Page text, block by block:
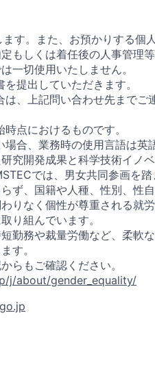
す。また、お預かりする個
もしくは着任後の人事管理
一切使用いたしません。
提出していただきます。
、上記問い合わせ先までご
点におけるものです。
合、業務時の使用言語は英
究開発成果と科学技術イノ
では、男女共同参画を
ず、国籍や人種、性別、性
りなく個性が尊重される就
り組んでいます。
勤務や裁量労働など、柔軟
す。
らもご確認ください。
j/about/gender_equality/